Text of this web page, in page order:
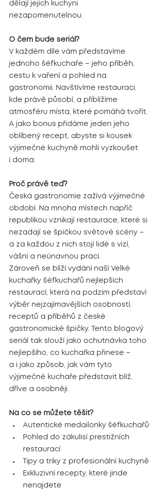
dělají jejich kuchyni
nezapomenutelnou.
O čem bude seriál?
V každém díle vám představíme
jednoho šéfkuchaře – jeho příběh,
cestu k vaření a pohled na
gastronomii. Navštívíme restauraci,
kde právě působí, a přiblížíme
atmosféru místa, které pomáhá tvořit.
A jako bonus přidáme jeden jeho
oblíbený recept, abyste si kousek
výjimečné kuchyně mohli vyzkoušet
i doma.
Proč právě teď?
Česká gastronomie zažívá výjimečné
období. Na mnoha místech napříč
republikou vznikají restaurace, které si
nezadají se špičkou světové scény –
a za každou z nich stojí lidé s vizí,
vášní a neúnavnou prací.
Zároveň se blíží vydání naší Velké
kuchařky šéfkuchařů nejlepších
restaurací, která na podzim představí
výběr nejzajímavějších osobností,
receptů a příběhů z české
gastronomické špičky. Tento blogový
seriál tak slouží jako ochutnávka toho
nejlepšího, co kuchařka přinese –
a i jako způsob, jak vám tyto
výjimečné kuchaře představit blíž,
dříve a osobněji.
Na co se můžete těšit?
Autentické medailonky šéfkuchařů
Pohled do zákulisí prestižních
restaurací
Tipy a triky z profesionální kuchyně
Exkluzivní recepty, které jinde
nenajdete